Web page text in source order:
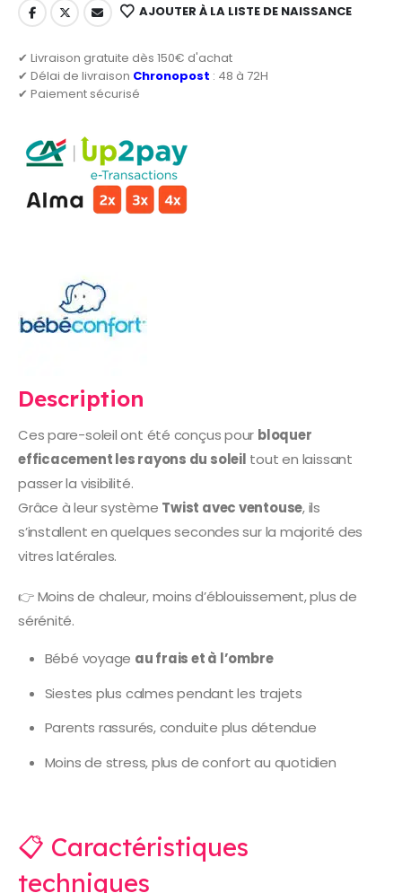
AJOUTER À LA LISTE DE NAISSANCE
✔ Livraison gratuite dès 150€ d'achat
✔ Délai de livraison Chronopost : 48 à 72H
✔ Paiement sécurisé
Description
Ces pare-soleil ont été conçus pour bloquer
efficacement les rayons du soleil tout en laissant
passer la visibilité.
Grâce à leur système Twist avec ventouse, ils
s’installent en quelques secondes sur la majorité des
vitres latérales.
👉 Moins de chaleur, moins d’éblouissement, plus de
sérénité.
Bébé voyage au frais et à l’ombre
Siestes plus calmes pendant les trajets
Parents rassurés, conduite plus détendue
Moins de stress, plus de confort au quotidien
📋 Caractéristiques
techniques